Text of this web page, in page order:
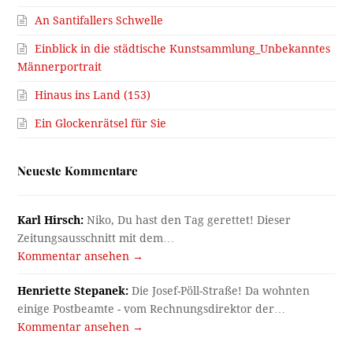
An Santifallers Schwelle
Einblick in die städtische Kunstsammlung_Unbekanntes
Männerportrait
Hinaus ins Land (153)
Ein Glockenrätsel für Sie
Neueste Kommentare
Karl Hirsch: Niko, Du hast den Tag gerettet! Dieser
Zeitungsausschnitt mit dem…
Kommentar ansehen →
Henriette Stepanek: Die Josef-Pöll-Straße! Da wohnten
einige Postbeamte - vom Rechnungsdirektor der…
Kommentar ansehen →